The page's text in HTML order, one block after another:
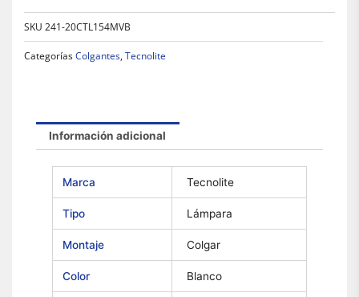
SKU 241-20CTL154MVB
CategoríasColgantes, Tecnolite
Información adicional
Marca Tecnolite
Tipo Lámpara
Montaje Colgar
Color Blanco